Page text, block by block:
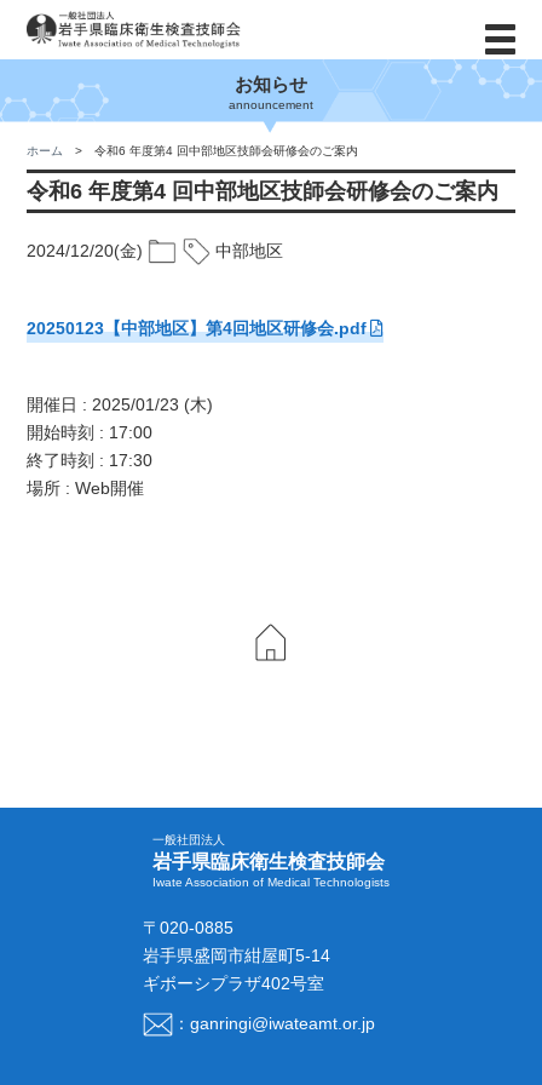
お知らせ
announcement
ホーム 令和6 年度第4 回中部地区技師会研修会のご案内
令和6 年度第4 回中部地区技師会研修会のご案内
2024/12/20(金) 中部地区
20250123【中部地区】第4回地区研修会.pdf
開催日 : 2025/01/23 (木)
開始時刻 : 17:00
終了時刻 : 17:30
場所 : Web開催
一般社団法人
岩手県臨床衛生検査技師会
Iwate Association of Medical Technologists
〒020-0885
岩手県盛岡市紺屋町5-14
ギボーシプラザ402号室
：ganringi@iwateamt.or.jp